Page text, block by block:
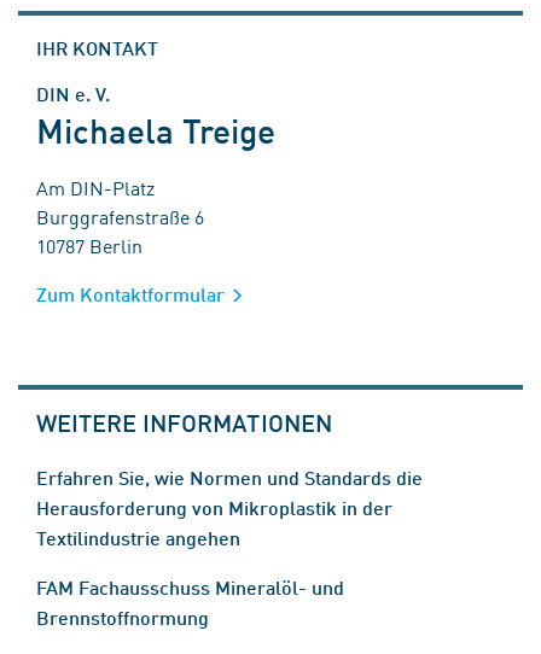
IHR KONTAKT
DIN e. V.
Michaela Treige
Am DIN-Platz
Burggrafenstraße 6
10787 Berlin
Zum Kontaktformular
WEITERE INFORMATIONEN
Erfahren Sie, wie Normen und Standards die
Herausforderung von Mikroplastik in der
Textilindustrie angehen
FAM Fachausschuss Mineralöl- und
Brennstoffnormung